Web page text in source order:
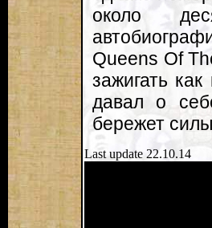
около
Queens Of
зажигать
давал о
бережет
Last update 22.10.14